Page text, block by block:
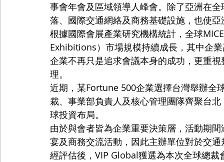
事會年會及區域領導人峰會。除了亞洲在
落、國際交通網絡及商務基礎設施，也使
根據國際會展產業研究機構統計，全球
Exhibitions）市場規模持續成長，其中企
企業不再只是追求會議本身的成功，更重
理。
近期，某Fortune 500企業選擇台灣舉辦全
裁、事業部負責人及核心管理團隊齊聚台
球投資布局。
由於與會者皆為企業重要決策層，活動期
宴及商務交流活動，因此主辦單位對於交
經評估後，VIP Global獲選為本次全球總